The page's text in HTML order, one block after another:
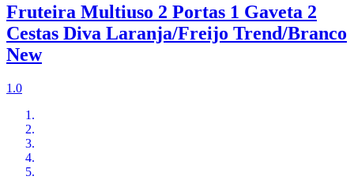
Fruteira Multiuso 2 Portas 1 Gaveta 2
Cestas Diva Laranja/Freijo Trend/Branco
New
1.0